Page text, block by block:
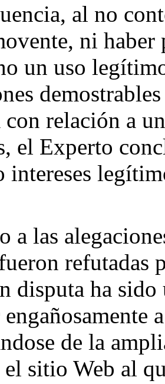
al no
ni
un uso
con relación a
el Experto
intereses
a las
refutadas
disputa ha
de la
sitio Web al